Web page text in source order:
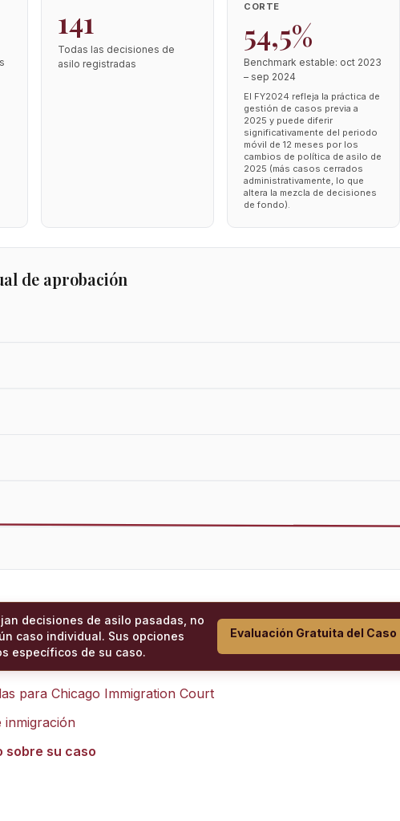
141
Todas las decisiones de
asilo registradas
CORTE
54,5%
Benchmark estable: oct 2023
– sep 2024
El FY2024 refleja la práctica de
gestión de casos previa a
2025 y puede diferir
significativamente del periodo
móvil de 12 meses por los
cambios de política de asilo de
2025 (más casos cerrados
administrativamente, lo que
altera la mezcla de decisiones
de fondo).
de aprobación
decisiones de asilo pasadas, no
caso individual. Sus opciones
específicos de su caso.
Evaluación Gratuita del Caso
para Chicago Immigration Court
inmigración
sobre su caso